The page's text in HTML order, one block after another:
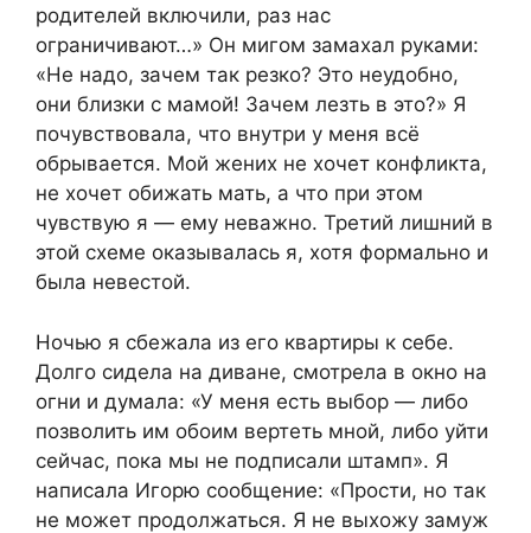
родителей включили, раз нас
ограничивают…» Он мигом замахал руками:
«Не надо, зачем так резко? Это неудобно,
они близки с мамой! Зачем лезть в это?» Я
почувствовала, что внутри у меня всё
обрывается. Мой жених не хочет конфликта,
не хочет обижать мать, а что при этом
чувствую я — ему неважно. Третий лишний в
этой схеме оказывалась я, хотя формально и
была невестой.
Ночью я сбежала из его квартиры к себе.
Долго сидела на диване, смотрела в окно на
огни и думала: «У меня есть выбор — либо
позволить им обоим вертеть мной, либо уйти
сейчас, пока мы не подписали штамп». Я
написала Игорю сообщение: «Прости, но так
не может продолжаться. Я не выхожу замуж